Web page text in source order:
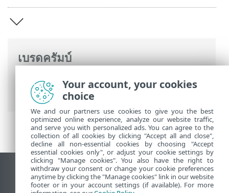
เบรดครัมบ์
ความช่วยเหลือออนไลน์ ESET>ESET VPN>
ESET VPN
ดูไซต์เดสก์ท็อป
End of Life
Your account, your cookies
choice
We and our partners use cookies to give you the best
optimized online experience, analyze our website traffic,
and serve you with personalized ads. You can agree to the
collection of all cookies by clicking "Accept all and close",
decline all non-essential cookies by choosing "Accept
essential cookies only", or adjust your cookie settings by
clicking "Manage cookies". You also have the right to
withdraw your consent or change your cookie preferences
anytime by clicking the "Manage cookies" link in our website
footer or in your account settings (if available). For more